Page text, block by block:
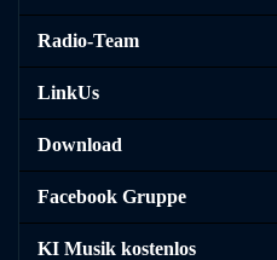
Radio-Team
LinkUs
Download
Facebook Gruppe
KI Musik kostenlos